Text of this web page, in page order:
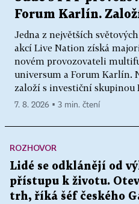
Forum Karlín.
Jedna z největších
akcí Live Nation získá
novém provozovateli
universum a Forum Karlín.
založí s investiční skupinou
7. 8. 2026 ▪ 3 min. čtení
ROZHOVOR
Lidé se odklánějí od
přístupu k životu.
trh, říká šéf českého